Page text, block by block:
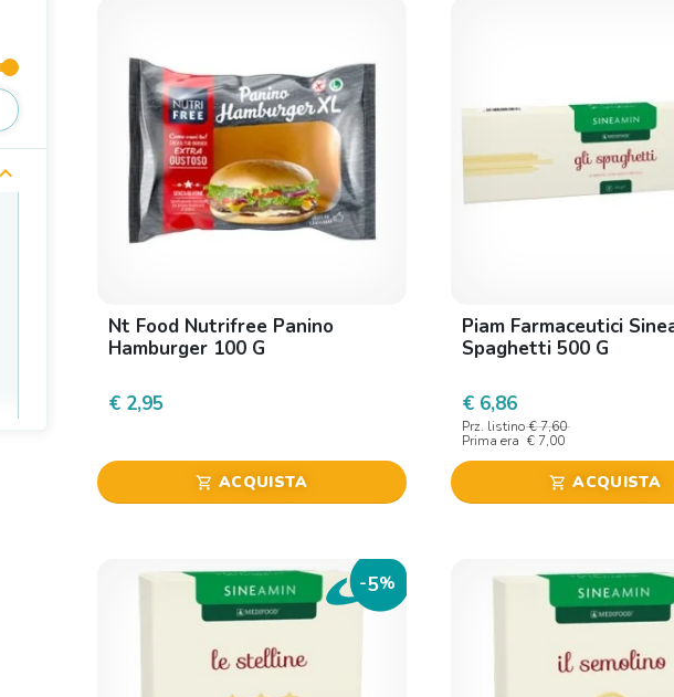
Nt Food Nutrifree Panino
Hamburger 100 G
€ 2,95
shopping_cart ACQUISTA
Piam Farmaceutici
Spaghetti 500 G
€ 6,86
Prz. listino € 7,60
Prima era € 7,00
shopping_cart ACQUISTA
-5%